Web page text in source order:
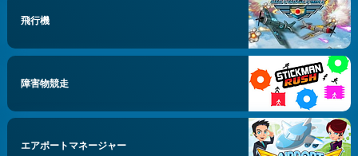
飛行機
障害物競走
エアポートマネージャー